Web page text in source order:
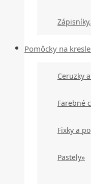
Pomôcky na
Ceruzky
Farebné
Fixky a
Pastely»